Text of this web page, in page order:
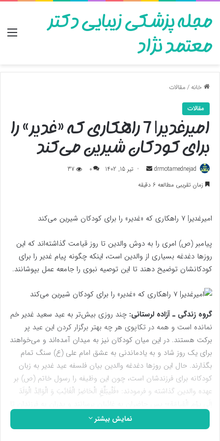
مجله پزشکی زیبایی دکتر
معتمد نژاد
خانه/مقالات
مقالات
امیرغدیر| 7 راهکاری که «غدیر» را
برای کودکان شیرین می‌کند
drmotamednejad
ارسال
به
تیر 15, 1402 0
37
زمان تقریبی مطالعه 6 دقیقه
امیرغدیر| 7 راهکاری که «غدیر» را برای کودکان شیرین می‌کند
پیامبر (ص) امری را به دوش والدین تا روز قیامت گذاشته‌اند که این
روزها دغدغه بسیاری از والدین است، اینکه چگونه پیام غدیر را برای
کودکانشان توضیح دهند تا این توصیه نبوی را جامعه عمل بپوشانند.
گروه زندگی ـ آزاده لرستانی: چند روزی بیش‌تر به عید سعید غدیر خم
نمانده است و همه در تکاپوی هر چه بهتر برگزار کردن این عید پر
برکت هستند. در این میان کودکان نیز به میدان آمده‌اند و می‌خواهند
برای یک روز شاد و به یادماندنی به عشق امام علی (ع) سنگ تمام
بگذارند. حال این روزها دغدغه والدین بیان فلسفه عید غدیر به زبان
کودکانه برای فرزندشان است، چون این وظیفه را رسول خاتم (ص) بر
عهده والدین گذاشته و فرمودند: «فَلْیبَلِّغِ الْحَاضِرُ الْغَائِبَ وَ الْوَالِدُ الْوَلَدَ
نمایش بیشتر